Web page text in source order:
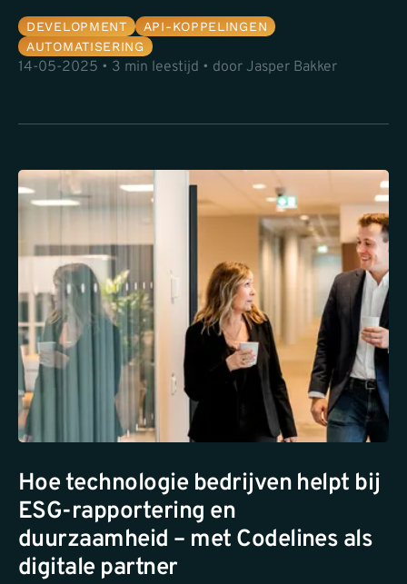
DEVELOPMENT
API-KOPPELINGEN
AUTOMATISERING
14-05-2025 • 3 min leestijd • door Jasper Bakker
Hoe technologie bedrijven helpt bij
ESG-rapportering en
duurzaamheid – met Codelines als
digitale partner